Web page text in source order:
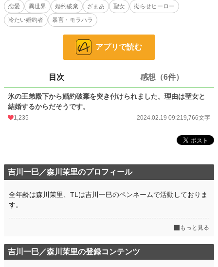
稿しています。
小説 3,837 位 / 228,851 件
2,006 位 / 66,374 件
369 pt
文字数 9,766
更新日時 2022.07.11 09:42
年間ポイント 151,888 pt (4,114 位)
恋愛
異世界 婚約破棄 ざまあ 聖女
拗らせヒーロー
冷たい婚約者
暴言・モラハラ
アプリで読む
目次 感想（6件）
氷の王弟殿下から婚約破棄を突き付けられました。理由は聖女と
結婚するからだそうです。
1,235 2024.02.19 09:219,766文字
吉川一巳／森川茉里のプロフィール
全年齢は森川茉里、TLは吉川一巳のペンネームで活動しておりま
す。
もっと見る
吉川一巳／森川茉里の登録コンテンツ